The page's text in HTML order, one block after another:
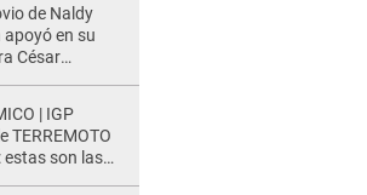
de Naldy
apoyó en su
César
| IGP
TERREMOTO
estas son las